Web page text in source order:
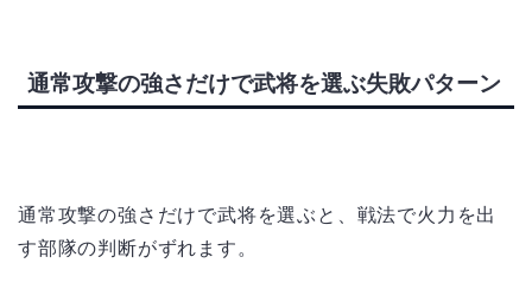
通常攻撃の強さだけで武将を選ぶ失敗パターン
通常攻撃の強さだけで武将を選ぶと、戦法で火力を出
す部隊の判断がずれます。